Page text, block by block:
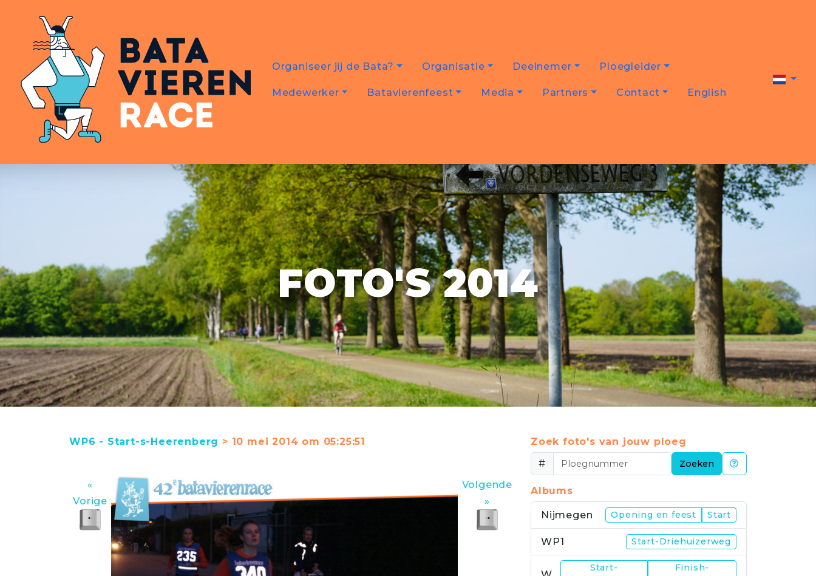
Organiseer jij de Bata? Organisatie Deelnemer Ploegleider
Medewerker Batavierenfeest Media Partners Contact English
FOTO'S 2014
WP6 - Start-s-Heerenberg > 10 mei 2014 om 05:25:51
«
Vorige
Volgende
»
Zoek foto's van jouw ploeg
#
Zoeken
Albums
Nijmegen Opening en feest Start
WP1 Start-Driehuizerweg
Start-
Finish-